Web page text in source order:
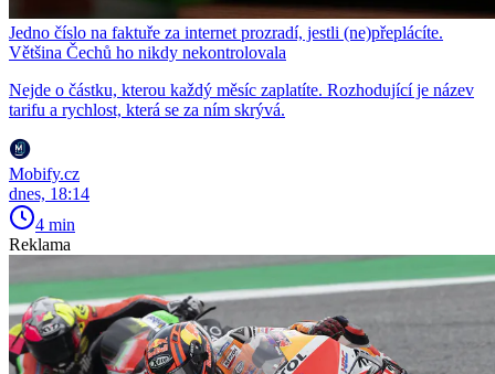
Jedno číslo na faktuře za internet prozradí, jestli (ne)přeplácíte.
Většina Čechů ho nikdy nekontrolovala
Nejde o částku, kterou každý měsíc zaplatíte. Rozhodující je název
tarifu a rychlost, která se za ním skrývá.
Mobify.cz
dnes, 18:14
4 min
Reklama